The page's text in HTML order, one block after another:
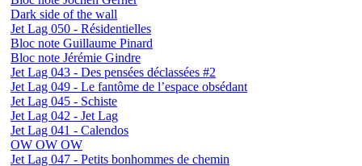
Dark side of the wall
Jet Lag 050 - Résidentielles
Bloc note Guillaume Pinard
Bloc note Jérémie Gindre
Jet Lag 043 - Des pensées déclassées #2
Jet Lag 049 - Le fantôme de l’espace obsédant
Jet Lag 045 - Schiste
Jet Lag 042 - Jet Lag
Jet Lag 041 - Calendos
OW OW OW
Jet Lag 047 - Petits bonhommes de chemin